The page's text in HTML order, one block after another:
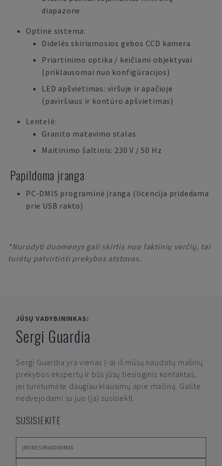
diapazone
Optinė sistema:
Didelės skiriamosios gebos CCD kamera
Priartinimo optika / keičiami objektyvai
(priklausomai nuo konfigūracijos)
LED apšvietimas: viršuje ir apačioje
(paviršiaus ir kontūro apšvietimas)
Lentelė:
Granito matavimo stalas
Maitinimo šaltinis: 230 V / 50 Hz
Papildoma įranga
PC-DMIS programinė įranga (licencija pridedama
prie USB rakto)
*Nurodyti duomenys gali skirtis nuo faktinių verčių, tai
turėtų patvirtinti prekybos atstovas.
JŪSŲ VADYBININKAS:
Sergi Guardia
Sergi Guardia yra vienas (-a) iš mūsų naudotų mašinų
prekybos ekspertų ir būs jūsų tiesioginis kontaktas,
jei turėtumėte daugiau klausimų apie mašiną. Galite
nedvejodami su juo (ja) susisiekti.
SUSISIEKITE